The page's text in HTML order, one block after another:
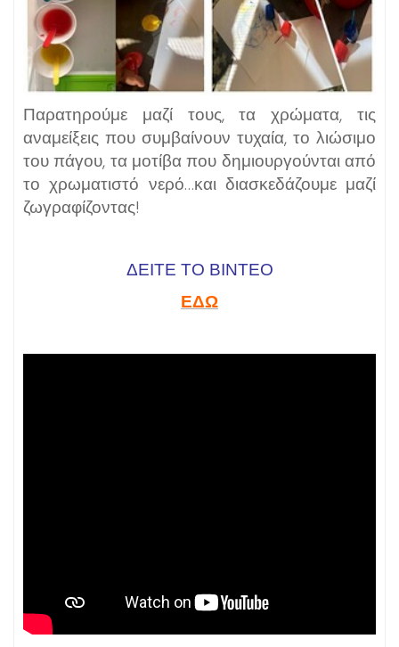
Παρατηρούμε μαζί τους, τα χρώματα, τις
αναμείξεις που συμβαίνουν τυχαία, το λιώσιμο
του πάγου, τα μοτίβα που δημιουργούνται από
το χρωματιστό νερό…και διασκεδάζουμε μαζί
ζωγραφίζοντας!
ΔΕΙΤΕ ΤΟ ΒΙΝΤΕΟ
ΕΔΩ